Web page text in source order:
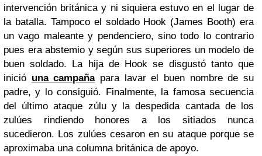
intervención británica y ni siquiera estuvo en el lugar de
la batalla. Tampoco el soldado Hook (James Booth) era
un vago maleante y pendenciero, sino todo lo contrario
pues era abstemio y según sus superiores un modelo de
buen soldado. La hija de Hook se disgustó tanto que
inició una campañapara lavar el buen nombre de su
padre, y lo consiguió. Finalmente, la famosa secuencia
del último ataque zúlu y la despedida cantada de los
zulúes rindiendo honores a los sitiados nunca
sucedieron. Los zulúes cesaron en su ataque porque se
aproximaba una columna británica de apoyo.